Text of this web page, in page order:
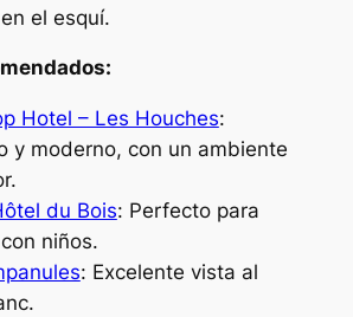
el esquí.
Hotel – Les Houches:
y moderno, con un ambiente
du Bois: Perfecto para
niños.
: Excelente vista al